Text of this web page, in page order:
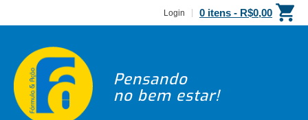
Login 0 itens - R$0,00
Pensando
no bem estar!